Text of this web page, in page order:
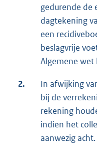
gedurende de
dagtekening
een
beslagvrije
Algemene wet
2.
In afwijking
bij de
rekening
indien het
aanwezig acht.